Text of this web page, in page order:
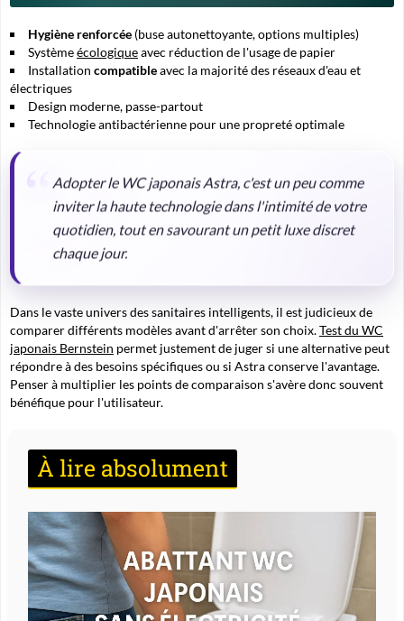
Hygiène renforcée (buse autonettoyante, options multiples)
Systèmeécologiqueavec réduction de l'usage de papier
Installation compatibleavec la majorité des réseaux d'eau et
électriques
Design moderne, passe-partout
Technologieantibactérienne pour une propreté optimale
Adopter le WC japonais Astra, c'est un peu comme
inviter la haute technologie dans l'intimité de votre
quotidien, tout en savourant un petit luxe discret
chaque jour.
Dans le vaste univers des sanitaires intelligents, il est judicieux de
comparer différents modèles avant d'arrêter son choix.Test du WC
japonais Bernstein permet justement de juger si une alternative peut
répondre à des besoins spécifiques ou si Astra conserve l'avantage.
Penser à multiplier les points de comparaison s'avère donc souvent
bénéfique pour l'utilisateur.
À lire absolument